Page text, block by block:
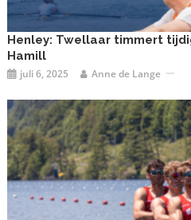
Henley: Twellaar timmert
Hamill
juli 6, 2025 Anne de Lange